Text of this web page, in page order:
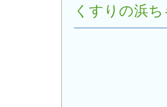
くすりの浜ち